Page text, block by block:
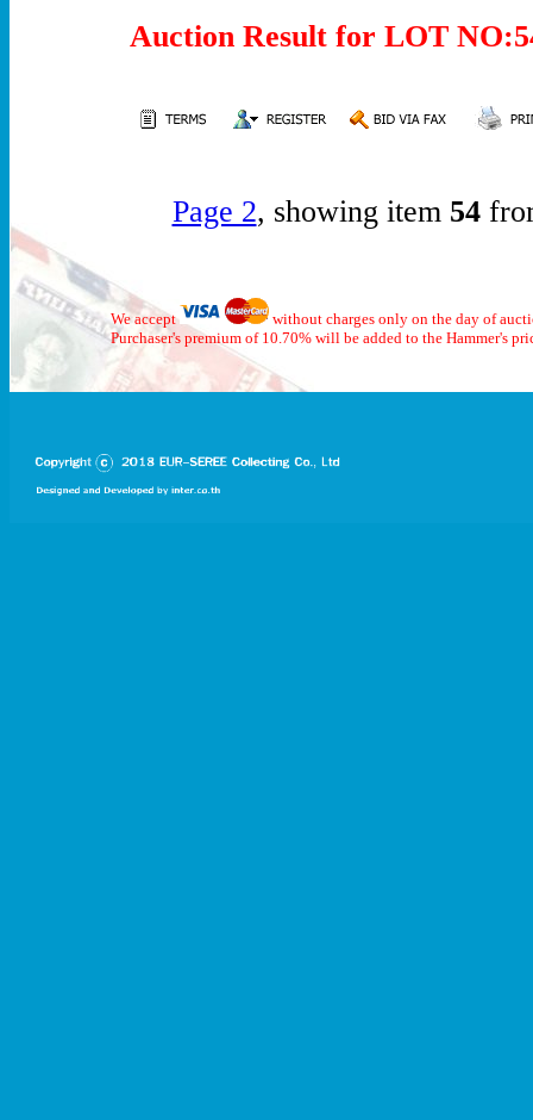
Auction Result for LOT
Page 2, showing item 54
We accept
without charges only on the day of
Purchaser's premium of 10.70% will be added to the Hammer's